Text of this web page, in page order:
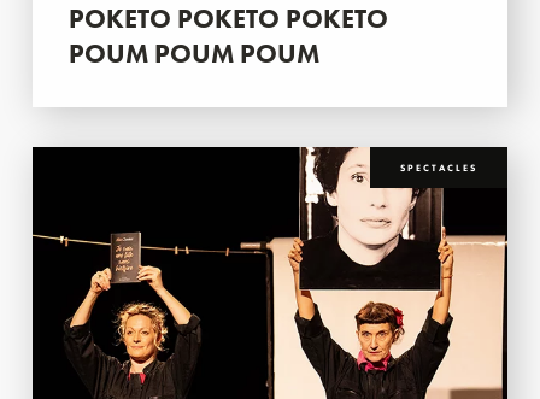
POKETO POKETO POKETO
POUM POUM POUM
SPECTACLES